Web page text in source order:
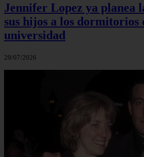
Jennifer Lopez ya planea
sus hijos a los dormitorios
universidad
29/07/2026